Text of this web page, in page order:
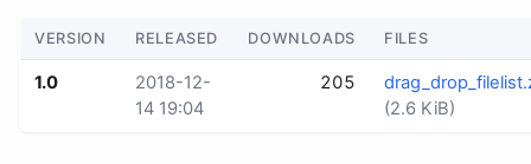
VERSION RELEASED DOWNLOADS FILES
1.0
2018-12-
14 19:04
205
(2.6 KiB)